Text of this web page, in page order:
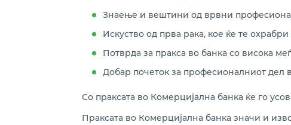
Знаење и вештини од врвни
Искуство од прва рака, кое ќе те охрабри
Потврда за пракса во банка со висока
Добар почеток за професионалниот дел
Со праксата во Комерцијална банка ќе го
Праксата во Комерцијална банка значи и